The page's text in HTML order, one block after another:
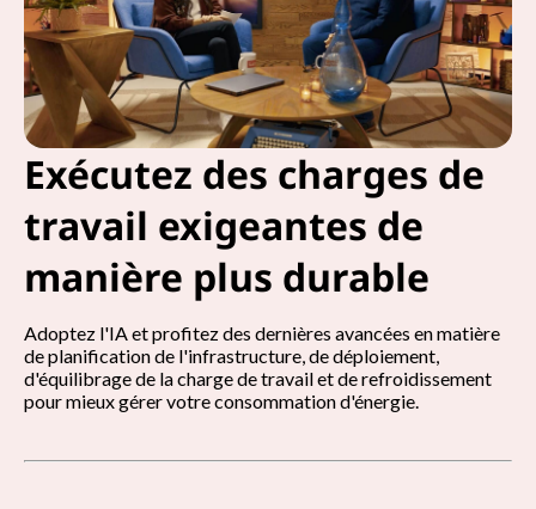
Exécutez des charges de
travail exigeantes de
manière plus durable
Adoptez l'IA et profitez des dernières avancées en matière
de planification de l'infrastructure, de déploiement,
d'équilibrage de la charge de travail et de refroidissement
pour mieux gérer votre consommation d'énergie.